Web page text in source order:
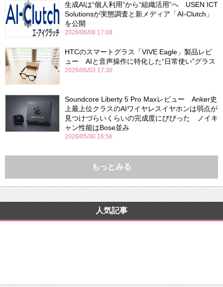
生成AIは“個人利用”から“組織活用”へ USEN ICT
Solutionsが実態調査と新メディア「AI-Clutch」
を公開
2026/06/08 17:08
HTCのスマートグラス「VIVE Eagle」製品レビ
ュー AIと音声操作に特化した“日常使い”グラス
2026/06/03 17:30
Soundcore Liberty 5 Pro Maxレビュー Anker史
上最上位クラスのAIワイヤレスイヤホンは弱点が
見つけづらいくらいの完成度にびびった ノイキ
ャン性能はBose並み
2026/05/30 16:56
もっとみる
人気記事